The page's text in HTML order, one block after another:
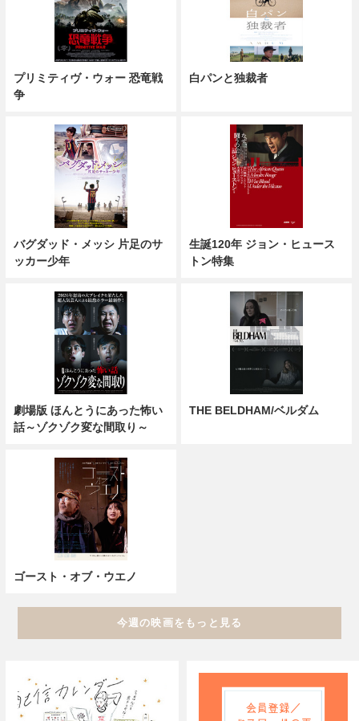
プリミティヴ・ウォー 恐竜戦
争
白パンと独裁者
バグダッド・メッシ 片足のサ
ッカー少年
生誕120年 ジョン・ヒュース
トン特集
劇場版 ほんとうにあった怖い
話～ゾクゾク変な間取り～
THE BELDHAM/ベルダム
ゴースト・オブ・ウエノ
今週の映画をもっと見る